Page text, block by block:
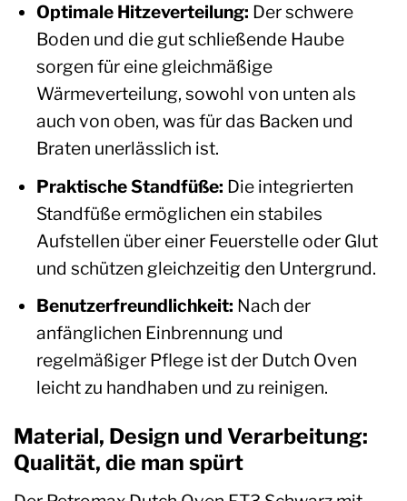
Optimale Hitzeverteilung: Der schwere
Boden und die gut schließende Haube
sorgen für eine gleichmäßige
Wärmeverteilung, sowohl von unten als
auch von oben, was für das Backen und
Braten unerlässlich ist.
Praktische Standfüße: Die integrierten
Standfüße ermöglichen ein stabiles
Aufstellen über einer Feuerstelle oder Glut
und schützen gleichzeitig den Untergrund.
Benutzerfreundlichkeit: Nach der
anfänglichen Einbrennung und
regelmäßiger Pflege ist der Dutch Oven
leicht zu handhaben und zu reinigen.
Material, Design und Verarbeitung:
Qualität, die man spürt